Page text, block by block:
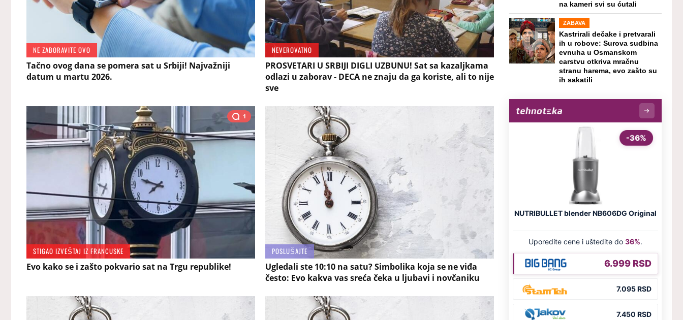
NE ZABORAVITE OVO
Tačno ovog dana se pomera sat u Srbiji! Najvažniji
datum u martu 2026.
NEVEROVATNO
PROSVETARI U SRBIJI DIGLI UZBUNU! Sat sa kazaljkama
odlazi u zaborav - DECA ne znaju da ga koriste, ali to nije
sve
1
STIGAO IZVEŠTAJ IZ FRANCUSKE
Evo kako se i zašto pokvario sat na Trgu republike!
POSLUŠAJTE
Ugledali ste 10:10 na satu? Simbolika koja se ne viđa
često: Evo kakva vas sreća čeka u ljubavi i novčaniku
na kameri svi su ćutali
ZABAVA
Kastrirali dečake i pretvarali
ih u robove: Surova sudbina
evnuha u Osmanskom
carstvu otkriva mračnu
stranu harema, evo zašto su
ih sakatili